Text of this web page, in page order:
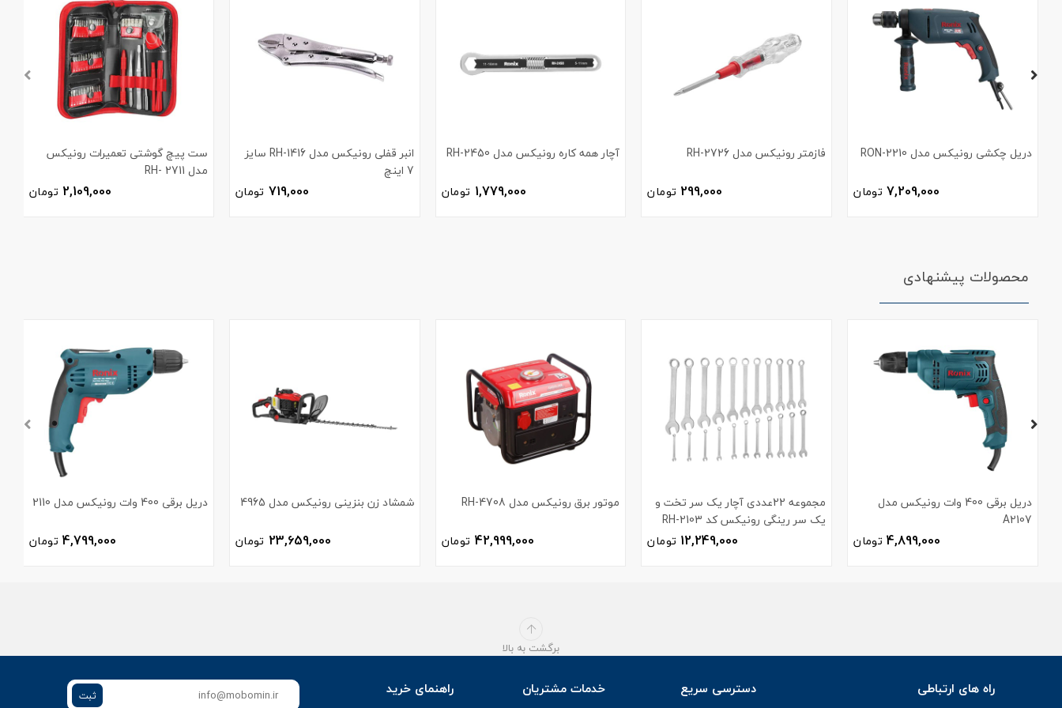
دریل چکشی رونیکس مدل RON-2210
7,209,000 تومان
فازمتر رونیکس مدل RH-2726
299,000 تومان
آچار همه کاره رونیکس مدل RH-2450
1,779,000 تومان
انبر قفلی رونیکس مدل RH-1416 سایز
7 اینچ
719,000 تومان
ست پیچ گوشتی تعمیرات رونیکس
مدل 2711 -RH
2,109,000 تومان
محصولات پیشنهادی
دریل برقی 400 وات رونیکس مدل
A2107
4,899,000 تومان
مجموعه 22عددی آچار یک سر تخت و
یک سر رینگی رونیکس کد RH-2103
12,249,000 تومان
موتور برق رونیکس مدل RH-4708
42,999,000 تومان
شمشاد زن بنزینی رونیکس مدل 4965
23,659,000 تومان
دریل برقی 400 وات رونیکس مدل 2110
4,799,000 تومان
برگشت به بالا
راه های ارتباطی
دسترسی سریع خدمات مشتریان راهنمای خرید ثبت